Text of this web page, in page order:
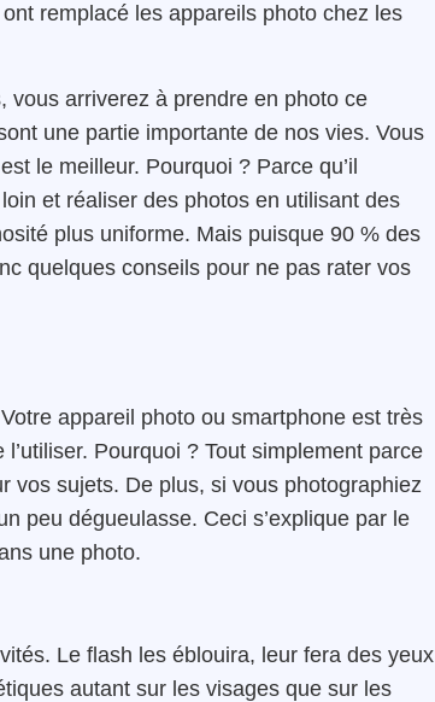
remplacé les appareils photo chez les
vous arriverez à prendre en photo ce
une partie importante de nos vies. Vous
le meilleur. Pourquoi ? Parce qu’il
et réaliser des photos en utilisant des
plus uniforme. Mais puisque 90 % des
quelques conseils pour ne pas rater vos
appareil photo ou smartphone est très
Pourquoi ? Tout simplement parce
vos sujets. De plus, si vous photographiez
peu dégueulasse. Ceci s’explique par le
une photo.
Le flash les éblouira, leur fera des yeux
autant sur les visages que sur les